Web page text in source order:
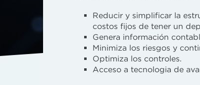
Reducir y simplificar la
costos fijos de tener un
Genera información
Minimiza los riesgos y
Optimiza los controles.
Acceso a tecnologia de